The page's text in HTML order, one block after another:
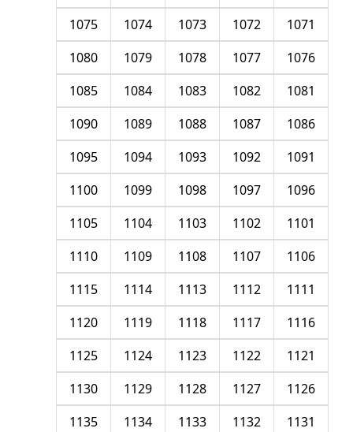
1071
1072
1073
1074
1075
1076
1077
1078
1079
1080
1081
1082
1083
1084
1085
1086
1087
1088
1089
1090
1091
1092
1093
1094
1095
1096
1097
1098
1099
1100
1101
1102
1103
1104
1105
1106
1107
1108
1109
1110
1111
1112
1113
1114
1115
1116
1117
1118
1119
1120
1121
1122
1123
1124
1125
1126
1127
1128
1129
1130
1131
1132
1133
1134
1135